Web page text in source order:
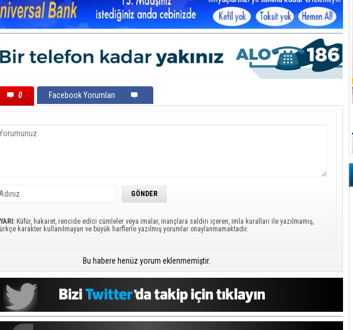
0 Facebook Yorumları
Küfür, hakaret, rencide edici cümleler veya imalar, inançlara saldırı içeren, imla kuralları ile yazılmamış,
karakter kullanılmayan ve büyük harflerle yazılmış yorumlar onaylanmamaktadır.
Bu habere henüz yorum eklenmemiştir.